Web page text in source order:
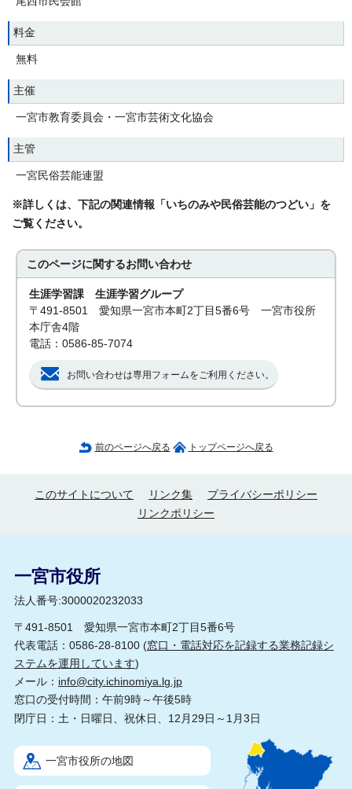
料金
無料
主催
一宮市教育委員会・一宮市芸術文化協会
主管
一宮民俗芸能連盟
※詳しくは、下記の関連情報「いちのみや民俗芸能のつどい」を
ご覧ください。
このページに関するお問い合わせ
生涯学習課 生涯学習グループ
〒491-8501 愛知県一宮市本町2丁目5番6号 一宮市役所
本庁舎4階
電話：0586-85-7074
お問い合わせは専用フォームをご利用ください。
前のページへ戻る トップページへ戻る
このサイトについて リンク集
プライバシーポリシー
リンクポリシー
一宮市役所
法人番号:3000020232033
〒491-8501 愛知県一宮市本町2丁目5番6号
代表電話：0586-28-8100 (窓口・電話対応を記録する業務記録シ
ステムを運用しています)
メール： info@city.ichinomiya.lg.jp
窓口の受付時間：午前9時～午後5時
閉庁日：土・日曜日、祝休日、12月29日～1月3日
一宮市役所の地図